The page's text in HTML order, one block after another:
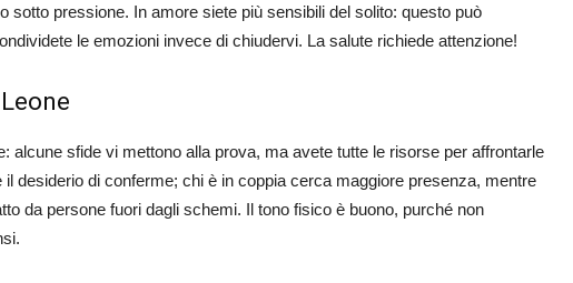
sotto pressione. In amore siete più sensibili del solito: questo può
le emozioni invece di chiudervi. La salute richiede attenzione!
alcune sfide vi mettono alla prova, ma avete tutte le risorse per affrontarle
desiderio di conferme; chi è in coppia cerca maggiore presenza, mentre
da persone fuori dagli schemi. Il tono fisico è buono, purché non